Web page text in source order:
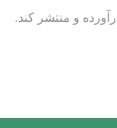
و منتشر کند.